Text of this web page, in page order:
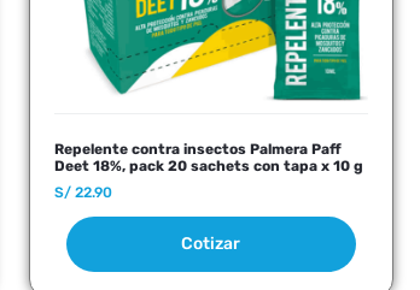
Repelente contra insectos Palmera Paff
Deet 18%, pack 20 sachets con tapa x 10 g
S/22.90
Cotizar